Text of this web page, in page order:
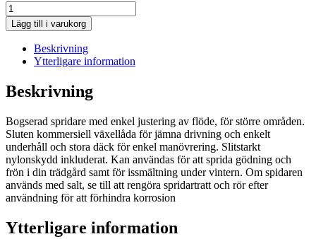
Husqvarna
Spridare,
max
alla
Rider/Traktorer
Lägg till i varukorg
Beskrivning
Ytterligare information
Beskrivning
Bogserad spridare med enkel justering av flöde, för större områden.
Sluten kommersiell växellåda för jämna drivning och enkelt
underhåll och stora däck för enkel manövrering. Slitstarkt
nylonskydd inkluderat. Kan användas för att sprida gödning och
frön i din trädgård samt för issmältning under vintern. Om spidaren
används med salt, se till att rengöra spridartratt och rör efter
användning för att förhindra korrosion
Ytterligare information